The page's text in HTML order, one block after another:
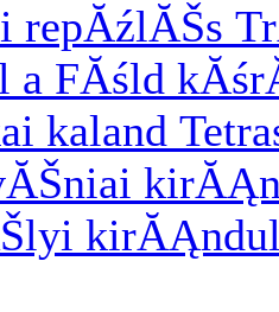
repĂźlĂŠs
a FĂśld
kaland